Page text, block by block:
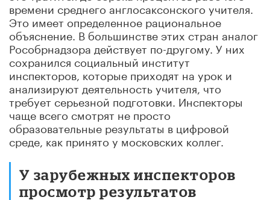
времени среднего англосаксонскогоучителя.
Это имеет определенное рациональное
объяснение. В большинстве этих стран аналог
Рособрнадзора действует по-другому. У них
сохранился социальный институт
инспекторов, которые приходят на урок и
анализируют деятельность учителя, что
требует серьезной подготовки. Инспекторы
чаще всего смотрят не просто
образовательные результаты в цифровой
среде, как принято у московских коллег.
У зарубежных инспекторов
просмотр результатов